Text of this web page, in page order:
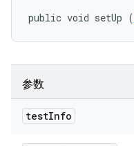
public void setUp (
参数
testInfo